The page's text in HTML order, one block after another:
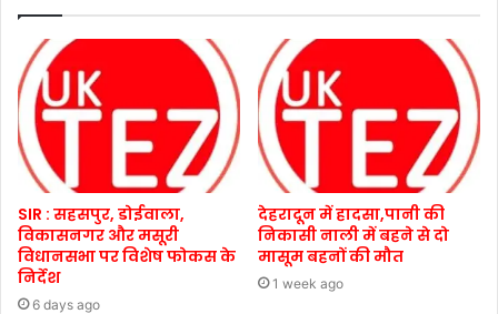
SIR : सहसपुर, डोईवाला,
विकासनगर और मसूरी
विधानसभा पर विशेष फोकस के
निर्देश
6 days ago
देहरादून में हादसा,पानी की
निकासी नाली में बहने से दो
मासूम बहनों की मौत
1 week ago